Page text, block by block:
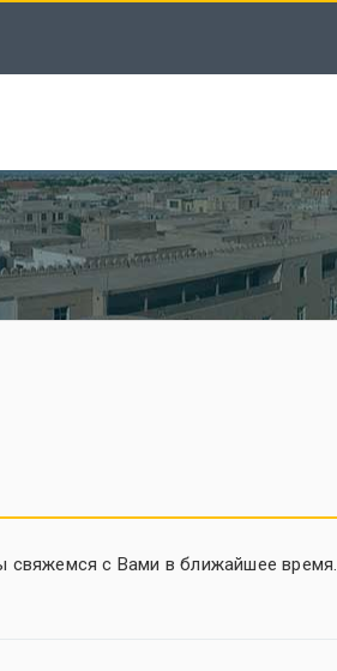
свяжемся с Вами в ближайшее время.